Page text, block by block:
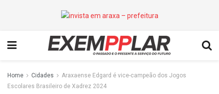
Home Cidades
Araxaense Edgard é vice-campeão dos Jogos
Escolares Brasileiro de Xadrez 2024